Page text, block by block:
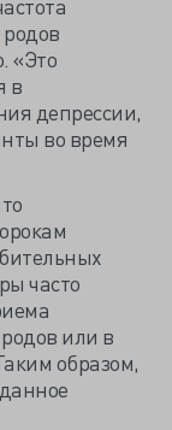
«Это
в
депрессии,
во время
часто
или в
образом,